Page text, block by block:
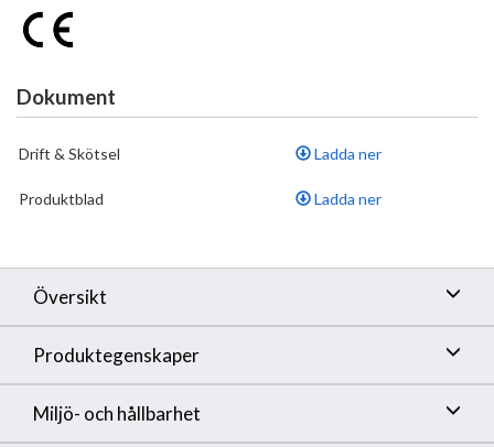
Dokument
Drift & Skötsel Ladda ner
Produktblad Ladda ner
Översikt
Produktegenskaper
Miljö- och hållbarhet